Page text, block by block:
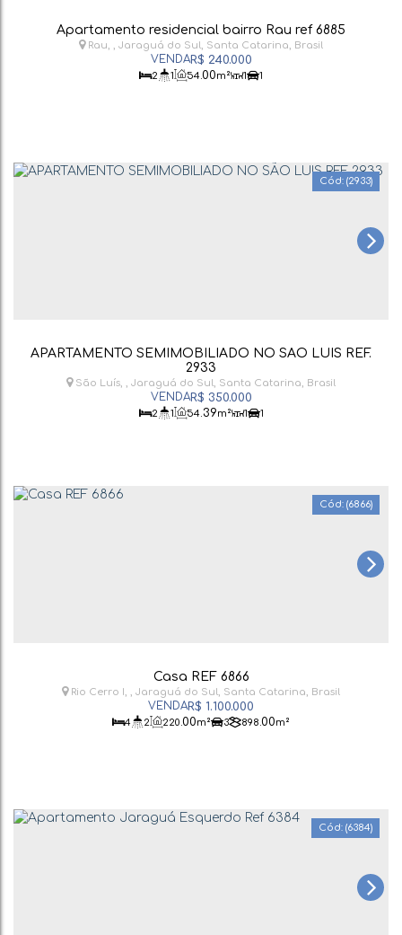
Apartamento residencial bairro Rau ref 6885
R$ 240.000
Rau , Jaraguá do Sul, Santa Catarina, Brasil
2 1 54 .00m² 1 1
(2933)
APARTAMENTO SEMIMOBILIADO NO SÃO LUIS REF.
2933
R$ 350.000
São Luís , Jaraguá do Sul, Santa Catarina, Brasil
2 1 54 .39m² 1 1
(6866)
Casa REF 6866
R$ 1.100.000
Rio Cerro I , Jaraguá do Sul, Santa Catarina, Brasil
4 2 220 .00m² 3 898 .00m²
(6384)